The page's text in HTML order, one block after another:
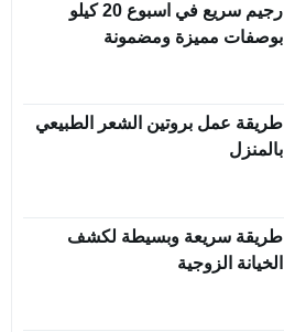
رجيم سريع في اسبوع 20 كيلو
بوصفات مميزة ومضمونة
طريقة عمل بروتين الشعر الطبيعي
بالمنزل
طريقة سريعة وبسيطة لكشف
الخيانة الزوجية